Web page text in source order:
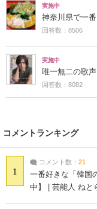
実施中
神奈川県で一
回答数：8506
実施中
唯一無二の歌
回答数：8082
コメントランキング
1
コメント数： 21
一番好きな「韓国
中】 | 芸能人 ねと